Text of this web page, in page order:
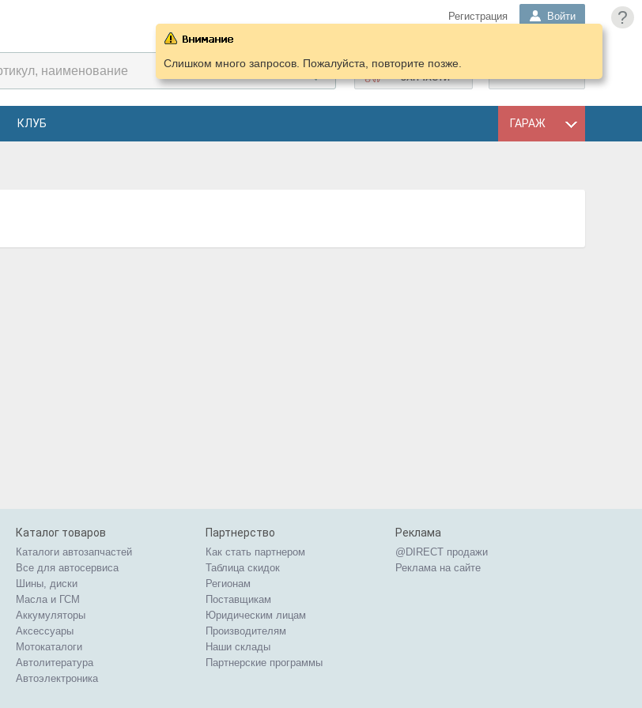
?
Регистрация Войти
ПОДОБРАТЬ
ЗАПЧАСТИ
КЛУБ ГАРАЖ
Слишком много запросов. Пожалуйста, повторите позже.
Каталог товаров
Каталоги автозапчастей
Все для автосервиса
Шины, диски
Масла и ГСМ
Аккумуляторы
Аксессуары
Мотокаталоги
Автолитература
Автоэлектроника
Партнерство
Как стать партнером
Таблица скидок
Регионам
Поставщикам
Юридическим лицам
Производителям
Наши склады
Партнерские программы
Реклама
@DIRECT продажи
Реклама на сайте